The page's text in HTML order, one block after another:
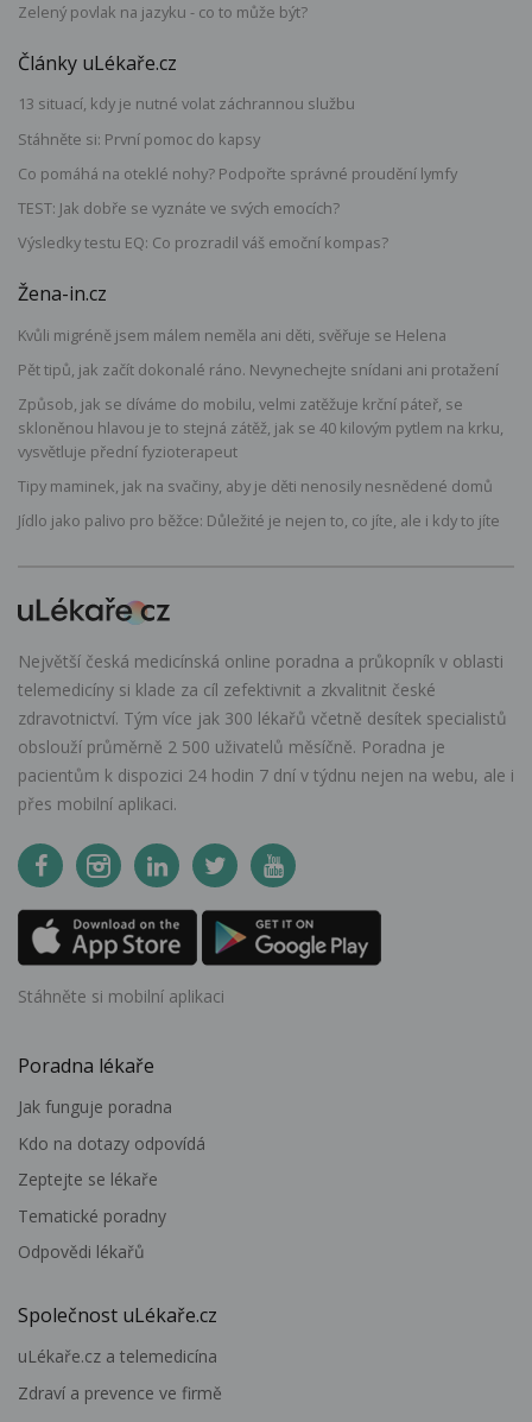
Zelený povlak na jazyku - co to může být?
Články uLékaře.cz
13 situací, kdy je nutné volat záchrannou službu
Stáhněte si: První pomoc do kapsy
Co pomáhá na oteklé nohy? Podpořte správné proudění lymfy
TEST: Jak dobře se vyznáte ve svých emocích?
Výsledky testu EQ: Co prozradil váš emoční kompas?
Žena-in.cz
Kvůli migréně jsem málem neměla ani děti, svěřuje se Helena
Pět tipů, jak začít dokonalé ráno. Nevynechejte snídani ani protažení
Způsob, jak se díváme do mobilu, velmi zatěžuje krční páteř, se
skloněnou hlavou je to stejná zátěž, jak se 40 kilovým pytlem na krku,
vysvětluje přední fyzioterapeut
Tipy maminek, jak na svačiny, aby je děti nenosily nesnědené domů
Jídlo jako palivo pro běžce: Důležité je nejen to, co jíte, ale i kdy to jíte
Největší česká medicínská online poradna a průkopník v oblasti
telemedicíny si klade za cíl zefektivnit a zkvalitnit české
zdravotnictví. Tým více jak 300 lékařů včetně desítek specialistů
obslouží průměrně 2 500 uživatelů měsíčně. Poradna je
pacientům k dispozici 24 hodin 7 dní v týdnu nejen na webu, ale i
přes mobilní aplikaci.
Stáhněte si mobilní aplikaci
Poradna lékaře
Jak funguje poradna
Kdo na dotazy odpovídá
Zeptejte se lékaře
Tematické poradny
Odpovědi lékařů
Společnost uLékaře.cz
uLékaře.cz a telemedicína
Zdraví a prevence ve firmě